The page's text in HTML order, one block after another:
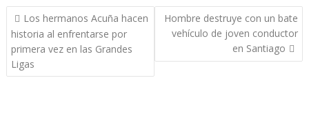
Navegación
de
entradas
Los hermanos Acuña hacen
historia al enfrentarse por
primera vez en las Grandes
Ligas
Hombre destruye con un bate
vehículo de joven conductor
en Santiago